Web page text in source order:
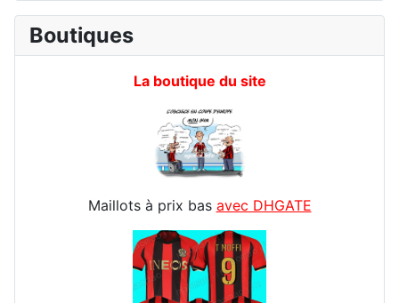
Boutiques
La boutique du site
Maillots à prix bas avec DHGATE